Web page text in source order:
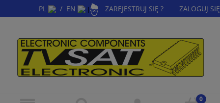
PL / EN | ZAREJESTRUJ SIĘ ? ZALOGUJ SIĘ